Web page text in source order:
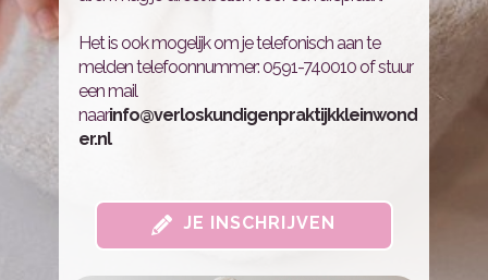
Het is ook mogelijk om je telefonisch aan te
melden telefoonnummer: 0591-740010 of stuur
een mail
naarinfo@verloskundigenpraktijkkleinwond
er.nl
JE INSCHRIJVEN